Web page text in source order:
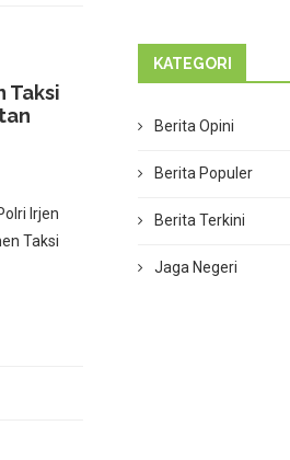
Taksi
Irjen
Taksi
KATEGORI
Berita Opini
Berita Populer
Berita Terkini
Jaga Negeri